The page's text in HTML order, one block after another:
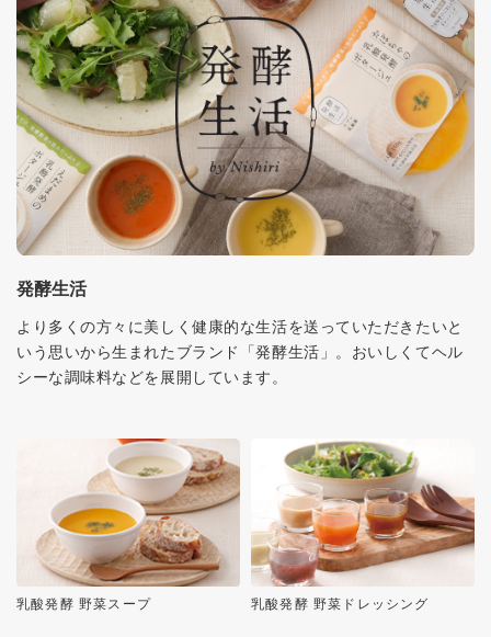
発酵生活
より多くの方々に美しく健康的な生活を送っていただきたいと
いう思いから生まれたブランド「発酵生活」。おいしくてヘル
シーな調味料などを展開しています。
乳酸発酵 野菜スープ 乳酸発酵 野菜ドレッシング